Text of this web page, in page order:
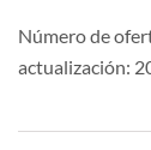
Número de
actualización: